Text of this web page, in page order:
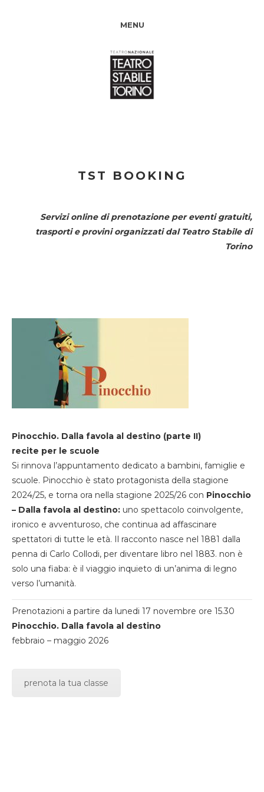
MENU
TST BOOKING
Servizi online di prenotazione per eventi gratuiti,
trasporti e provini organizzati dal Teatro Stabile di
Torino
Pinocchio. Dalla favola al destino (parte II)
recite per le scuole
Si rinnova l’appuntamento dedicato a bambini, famiglie e
scuole. Pinocchio è stato protagonista della stagione
2024/25, e torna ora nella stagione 2025/26 con Pinocchio
– Dalla favola al destino: uno spettacolo coinvolgente,
ironico e avventuroso, che continua ad affascinare
spettatori di tutte le età. Il racconto nasce nel 1881 dalla
penna di Carlo Collodi, per diventare libro nel 1883. non è
solo una fiaba: è il viaggio inquieto di un’anima di legno
verso l’umanità.
Prenotazioni a partire da lunedi 17 novembre ore 15.30
Pinocchio. Dalla favola al destino
febbraio – maggio 2026
prenota la tua classe